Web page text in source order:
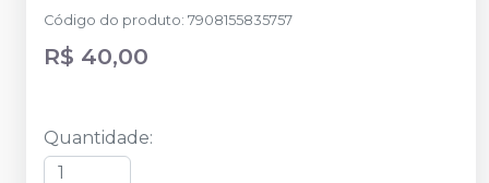
Código do produto: 7908155835757
R$ 40,00
Quantidade: